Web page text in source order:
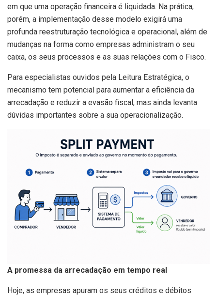
em que uma operação financeira é liquidada. Na prática,
porém, a implementação desse modelo exigirá uma
profunda reestruturação tecnológica e operacional, além de
mudanças na forma como empresas administram o seu
caixa, os seus processos e as suas relações com o Fisco.
Para especialistas ouvidos pela Leitura Estratégica, o
mecanismo tem potencial para aumentar a eficiência da
arrecadação e reduzir a evasão fiscal, mas ainda levanta
dúvidas importantes sobre a sua operacionalização.
A promessa da arrecadação em tempo real
Hoje, as empresas apuram os seus créditos e débitos